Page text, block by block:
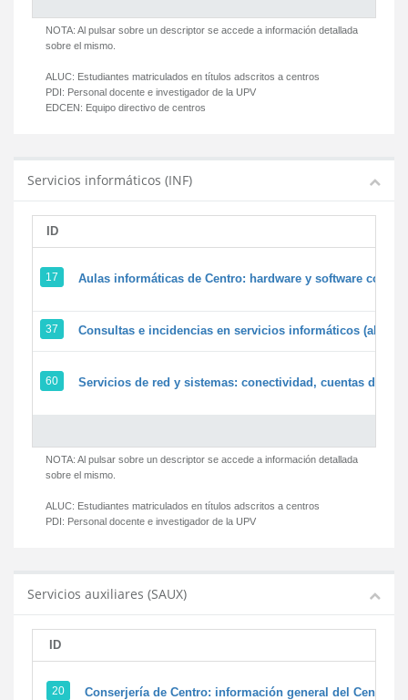
NOTA: Al pulsar sobre un descriptor se accede a información detallada
sobre el mismo.
ALUC: Estudiantes matriculados en títulos adscritos a centros
PDI: Personal docente e investigador de la UPV
EDCEN: Equipo directivo de centros
Servicios informáticos (INF)
ID
17 Aulas informáticas de Centro: hardware y software
37 Consultas e incidencias en servicios informáticos
60 Servicios de red y sistemas: conectividad, cuentas de
NOTA: Al pulsar sobre un descriptor se accede a información detallada
sobre el mismo.
ALUC: Estudiantes matriculados en títulos adscritos a centros
PDI: Personal docente e investigador de la UPV
Servicios auxiliares (SAUX)
ID
20 Conserjería de Centro: información general del Centro y